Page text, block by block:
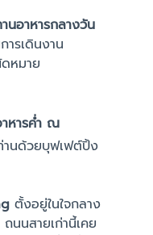
อาหารกลางวัน
ารเดินงาน
หมาย
าหารค่ำ ณ
านด้วยบุฟเฟต์ปิ้ง
ตั้งอยู่ในใจกลาง
นนสายเก่านี้เคย